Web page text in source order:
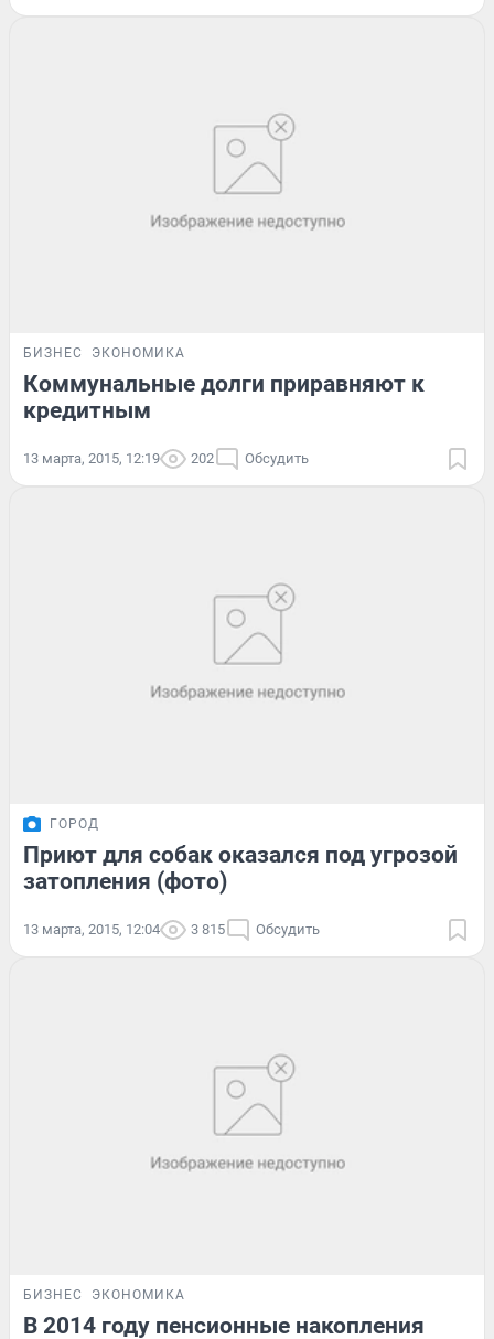
БИЗНЕС ЭКОНОМИКА
Коммунальные долги приравняют к
кредитным
13 марта, 2015, 12:19 202 Обсудить
ГОРОД
Приют для собак оказался под угрозой
затопления (фото)
13 марта, 2015, 12:04 3 815 Обсудить
БИЗНЕС ЭКОНОМИКА
В 2014 году пенсионные накопления